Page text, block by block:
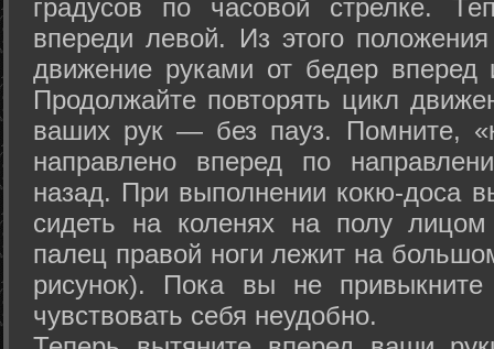
градусов по часовой стрелке.
впереди левой. Из этого
движение руками от бедер вперед
Продолжайте повторять цикл
ваших рук — без пауз. Помните,
направлено вперед по
назад. При выполнении кокю-доса
сидеть на коленях на полу
палец правой ноги лежит на
рисунок). Пока вы не
чувствовать себя неудобно.